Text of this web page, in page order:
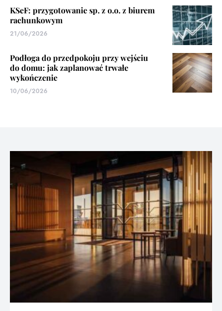
KSeF: przygotowanie sp. z o.o. z biurem
rachunkowym
21/06/2026
Podłoga do przedpokoju przy wejściu
do domu: jak zaplanować trwałe
wykończenie
10/06/2026